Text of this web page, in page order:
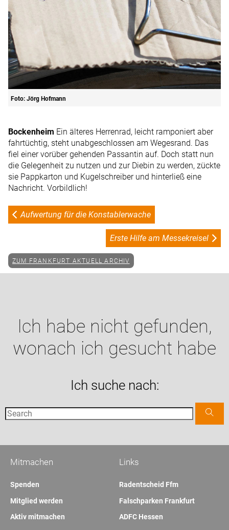
Foto: Jörg Hofmann
Bockenheim Ein älteres Herrenrad, leicht ramponiert aber
fahrtüchtig, steht unabgeschlossen am Wegesrand. Das
fiel einer vorüber gehenden Passantin auf. Doch statt nun
die Gelegenheit zu nutzen und zur Diebin zu werden, zückte
sie Pappkarton und Kugelschreiber und hinterließ eine
Nachricht. Vorbildlich!
Aufwertung für die Konstablerwache
Erste Hilfe am Messekreisel
ZUM FRANKFURT AKTUELL ARCHIV
Ich habe nicht gefunden,
wonach ich gesucht habe
Ich suche nach:
Links
Radentscheid Ffm
Falschparken Frankfurt
ADFC Hessen
Mitmachen
Spenden
Mitglied werden
Aktiv mitmachen